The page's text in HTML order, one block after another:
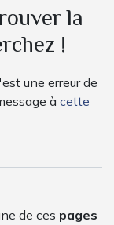
la
!
une erreur de
à cette
de ces pages